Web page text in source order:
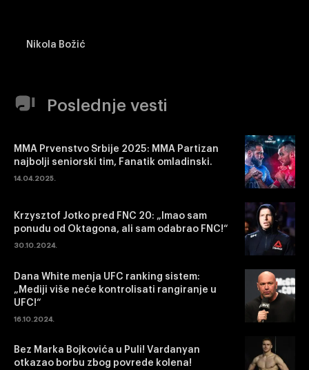
Nikola Božić
Poslednje vesti
MMA Prvenstvo Srbije 2025: MMA Partizan
najbolji seniorski tim, Fanatik omladinski.
14.04.2025.
Krzysztof Jotko pred FNC 20: „Imao sam
ponudu od Oktagona, ali sam odabrao FNC!“
30.10.2024.
Dana White menja UFC ranking sistem:
„Mediji više neće kontrolisati rangiranje u
UFC!“
16.10.2024.
Bez Marka Bojkovića u Puli! Vardanyan
otkazao borbu zbog povrede kolena!